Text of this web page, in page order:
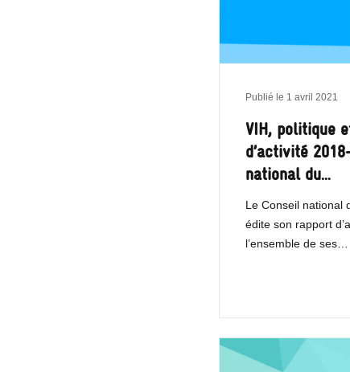
VIH, politique
d’activité
national du…
Le Conseil national
édite son rapport
l’ensemble de ses…
Publié le 1 avril 2021